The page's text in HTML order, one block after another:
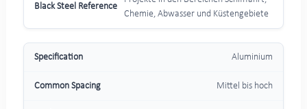
Chemie, Abwasser und Küstengebiete
Aluminium
Mittel bis hoch